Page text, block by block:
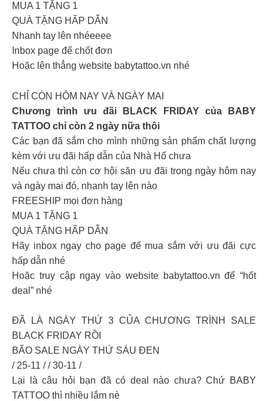
MUA 1 TẶNG 1
QUÀ TẶNG HẤP DẪN
Nhanh tay lên nhéeeee
Inbox page để chốt đơn
Hoặc lên thẳng website babytattoo.vn nhé
CHỈ CÒN HÔM NAY VÀ NGÀY MAI
Chương trình ưu đãi BLACK FRIDAY của BABY
TATTOO chỉ còn 2 ngày nữa thôi
Các bạn đã sắm cho mình những sản phẩm chất lượng
kèm với ưu đãi hấp dẫn của Nhà Hổ chưa
Nếu chưa thì còn cơ hội săn ưu đãi trong ngày hôm nay
và ngày mai đó, nhanh tay lên nào
FREESHIP mọi đơn hàng
MUA 1 TẶNG 1
QUÀ TẶNG HẤP DẪN
Hãy inbox ngay cho page để mua sắm với ưu đãi cực
hấp dẫn nhé
Hoặc truy cập ngay vào website babytattoo.vn để “hốt
deal” nhé
ĐÃ LÀ NGÀY THỨ 3 CỦA CHƯƠNG TRÌNH SALE
BLACK FRIDAY RỒI
BÃO SALE NGÀY THỨ SÁU ĐEN
/ 25-11 / / 30-11 /
Lại là câu hỏi bạn đã có deal nào chưa? Chứ BABY
TATTOO thì nhiều lắm nè